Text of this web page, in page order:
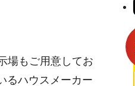
場もご用意してお
るハウスメーカー